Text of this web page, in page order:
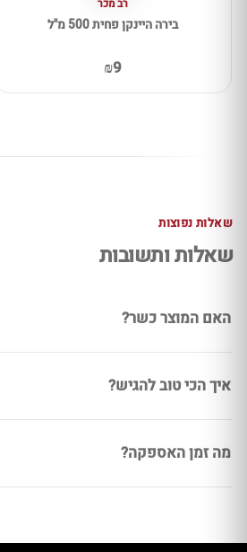
רב מכר
בירה היינקן פחית 500 מ''ל
₪9
שאלות נפוצות
שאלות ותשובות
האם המוצר כשר?
איך הכי טוב להגיש?
מה זמן האספקה?